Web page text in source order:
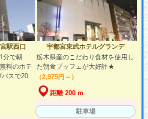
駅西口
分で朝
料のホテ
スで20
宇都宮東武ホテルグランデ
栃木県産のこだわり食材を使用し
た朝食ブッフェが大好評★
（2,975円～）
距離 200 m
駐車場